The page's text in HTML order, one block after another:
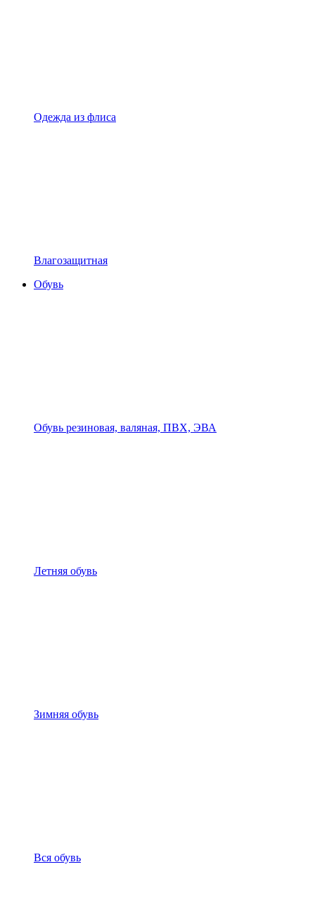
Одежда из флиса
Влагозащитная
Обувь
Обувь резиновая, валяная, ПВХ, ЭВА
Летняя обувь
Зимняя обувь
Вся обувь